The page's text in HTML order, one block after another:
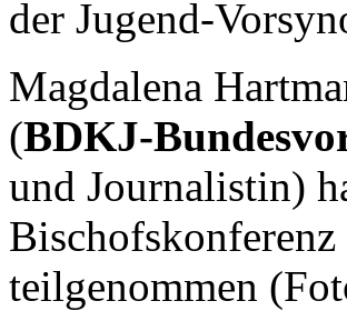
Magdalena
(BDKJ-
und Journalistin)
teilgenommen